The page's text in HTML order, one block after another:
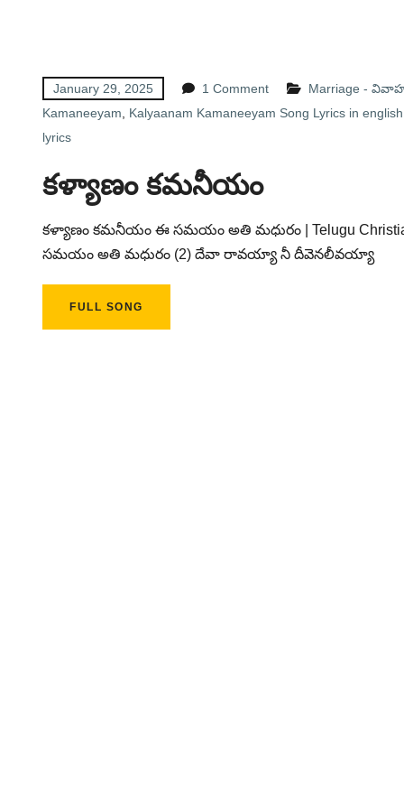
January 29, 2025 1 Comment
Marriage -
Kamaneeyam
Kalyaanam Kamaneeyam Song Lyrics in english
lyrics
కళ్యాణం కమనీయం
కళ్యాణం కమనీయం ఈ సమయం అతి మధురం | Telugu
సమయం అతి మధురం (2) దేవా రావయ్యా నీ దీవెనలీవయ్యా
FULL SONG